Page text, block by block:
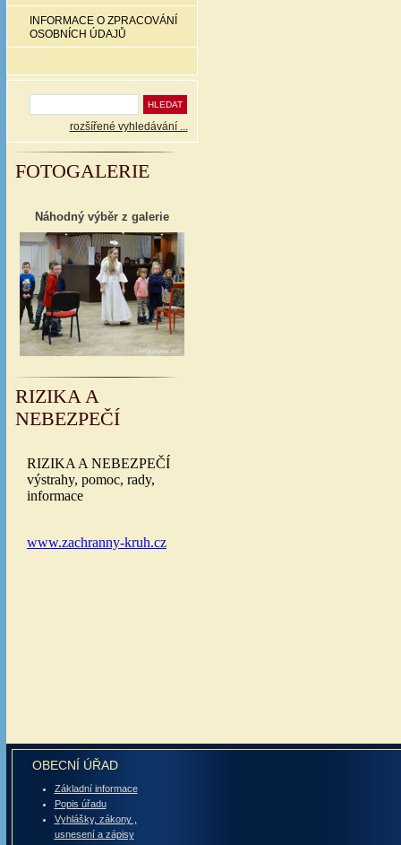
INFORMACE O ZPRACOVÁNÍ
OSOBNÍCH ÚDAJŮ
rozšířené vyhledávání ...
FOTOGALERIE
Náhodný výběr z galerie
RIZIKA A
NEBEZPEČÍ
OBECNÍ ÚŘAD
Základní informace
Popis úřadu
Vyhlášky, zákony ,
usnesení a zápisy